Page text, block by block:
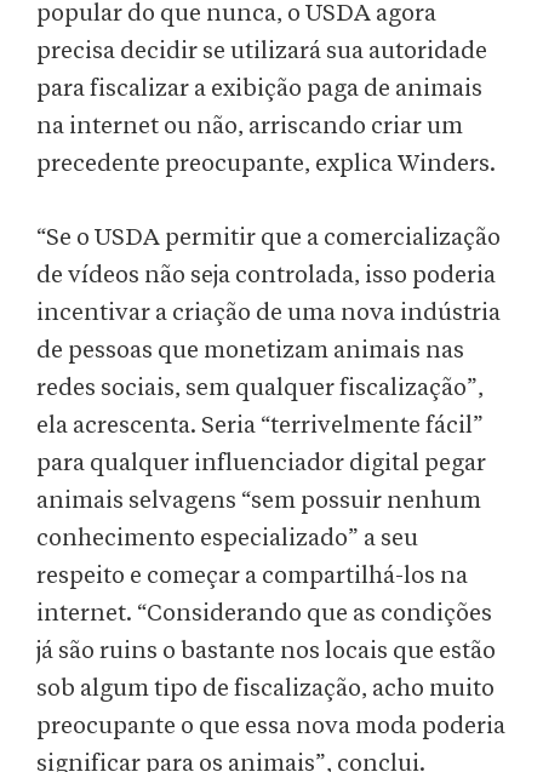
popular do que nunca, o USDA agora
precisa decidir se utilizará sua autoridade
para fiscalizar a exibição paga de animais
na internet ou não, arriscando criar um
precedente preocupante, explica Winders.
“Se o USDA permitir que a comercialização
de vídeos não seja controlada, isso poderia
incentivar a criação de uma nova indústria
de pessoas que monetizam animais nas
redes sociais, sem qualquer fiscalização”,
ela acrescenta. Seria “terrivelmente fácil”
para qualquer influenciador digital pegar
animais selvagens “sem possuir nenhum
conhecimento especializado” a seu
respeito e começar a compartilhá-los na
internet. “Considerando que as condições
já são ruins o bastante nos locais que estão
sob algum tipo de fiscalização, acho muito
preocupante o que essa nova moda poderia
significar para os animais”, conclui.